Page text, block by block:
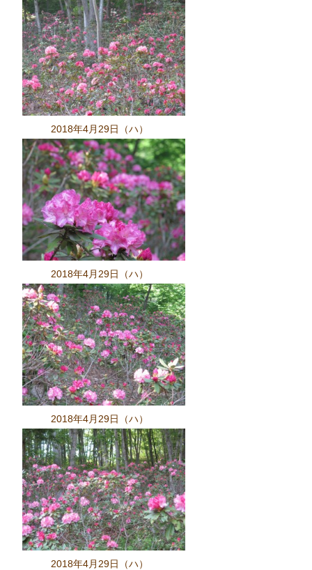
2018年4月29日（ハ）
2018年4月29日（ハ）
2018年4月29日（ハ）
2018年4月29日（ハ）